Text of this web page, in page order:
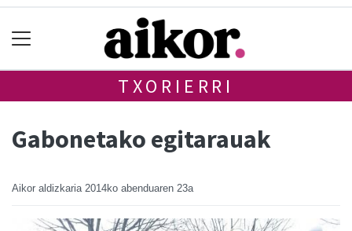
TXORIERRI
Gabonetako egitarauak
Aikor aldizkaria 2014ko abenduaren 23a